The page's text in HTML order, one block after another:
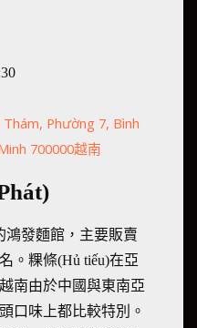
Phường 7, Bình
700000越南
鴻發麵館，主要販賣
。粿條(Hủ tiếu)在亞
南由於中國與東南亞
口味上都比較特別。